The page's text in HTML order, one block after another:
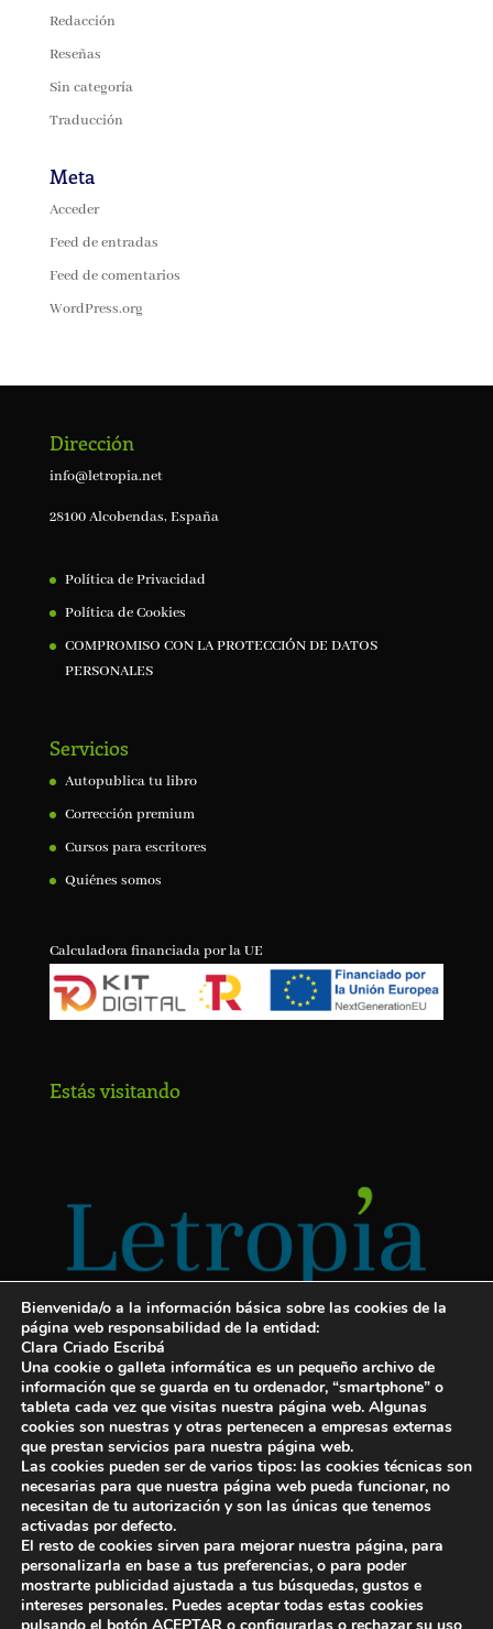
Redacción
Reseñas
Sin categoría
Traducción
Meta
Acceder
Feed de entradas
Feed de comentarios
WordPress.org
Dirección
info@letropia.net
28100 Alcobendas, España
Política de Privacidad
Política de Cookies
COMPROMISO CON LA PROTECCIÓN DE DATOS
PERSONALES
Servicios
Autopublica tu libro
Corrección premium
Cursos para escritores
Quiénes somos
Calculadora financiada por la UE
Estás visitando
Servicios para escritores
¡Letropía te ayuda con tu libro!
Autopublicar un libro
Cuanto cuesta publicar un libro
Cómo escribir un libro y publicarlo
Bienvenida/o a la información básica sobre las cookies de la
página web responsabilidad de la entidad:
Clara Criado Escribá
Una cookie o galleta informática es un pequeño archivo de
información que se guarda en tu ordenador, “smartphone” o
tableta cada vez que visitas nuestra página web. Algunas
cookies son nuestras y otras pertenecen a empresas externas
que prestan servicios para nuestra página web.
Las cookies pueden ser de varios tipos: las cookies técnicas son
necesarias para que nuestra página web pueda funcionar, no
necesitan de tu autorización y son las únicas que tenemos
activadas por defecto.
El resto de cookies sirven para mejorar nuestra página, para
personalizarla en base a tus preferencias, o para poder
mostrarte publicidad ajustada a tus búsquedas, gustos e
intereses personales. Puedes aceptar todas estas cookies